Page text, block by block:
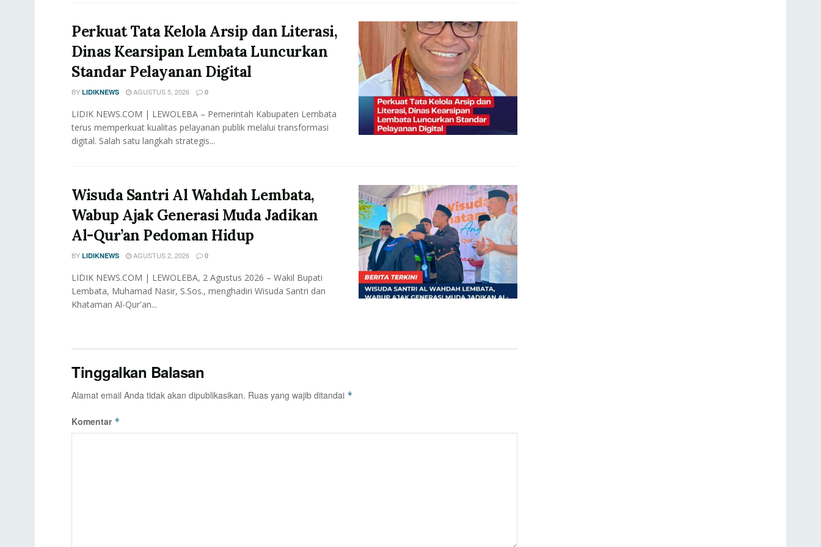
Perkuat Tata Kelola Arsip dan Literasi,
Dinas Kearsipan Lembata Luncurkan
Standar Pelayanan Digital
BY LIDIKNEWS AGUSTUS 5, 2026 0
LIDIK NEWS.COM | LEWOLEBA – Pemerintah Kabupaten Lembata
terus memperkuat kualitas pelayanan publik melalui transformasi
digital. Salah satu langkah strategis...
Wisuda Santri Al Wahdah Lembata,
Wabup Ajak Generasi Muda Jadikan
Al-Qur’an Pedoman Hidup
BY LIDIKNEWS AGUSTUS 2, 2026 0
LIDIK NEWS.COM | LEWOLEBA, 2 Agustus 2026 – Wakil Bupati
Lembata, Muhamad Nasir, S.Sos., menghadiri Wisuda Santri dan
Khataman Al-Qur'an...
Tinggalkan Balasan
Alamat email Anda tidak akan dipublikasikan. Ruas yang wajib ditandai *
Komentar *